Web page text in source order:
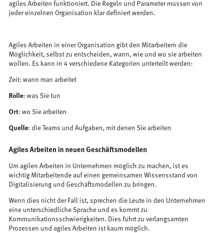
agiles Arbeiten funktioniert. Die Regeln und Parameter müssen von
jeder einzelnen Organisation klar definiert werden.
Agiles Arbeiten in einer Organisation gibt den Mitarbeitern die
Möglichkeit, selbst zu entscheiden, wann, wie und wo sie arbeiten
wollen. Es kann in 4 verschiedene Kategorien unterteilt werden:
Zeit: wann man arbeitet
Rolle: was Sie tun
Ort: wo Sie arbeiten
Quelle: die Teams und Aufgaben, mit denen Sie arbeiten
Agiles Arbeiten in neuen Geschäftsmodellen
Um agilen Arbeiten in Unternehmen möglich zu machen, ist es
wichtig Mitarbeitende auf einen gemeinsamen Wissensstand von
Digitalisierung und Geschäftsmodellen zu bringen.
Wenn dies nicht der Fall ist, sprechen die Leute in den Unternehmen
eine unterschiedliche Sprache und es kommt zu
Kommunikationsschwierigkeiten. Dies führt zu verlangsamten
Prozessen und agiles Arbeiten ist kaum möglich.